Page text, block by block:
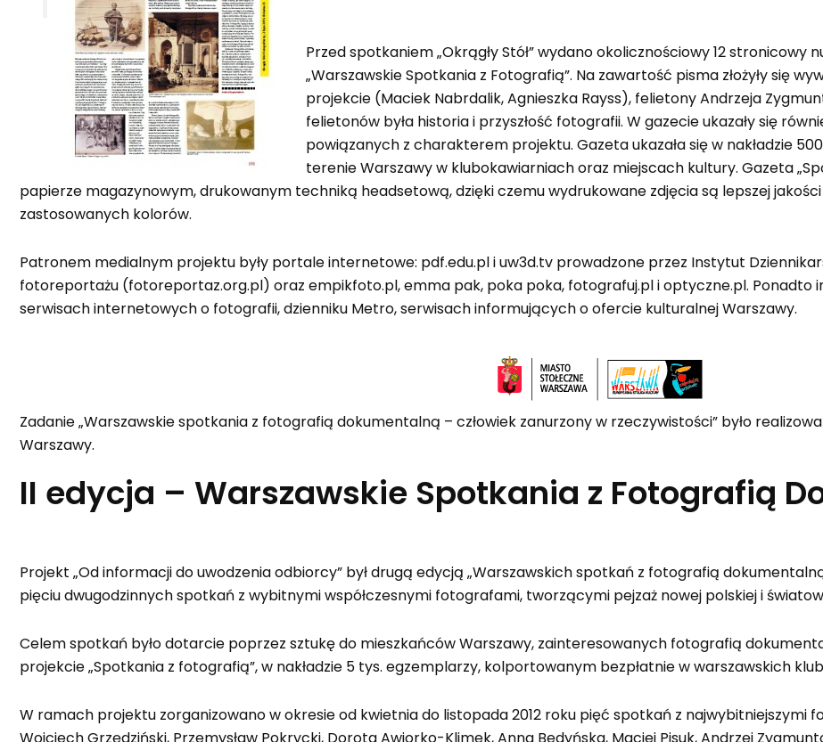
Przed spotkaniem „Okrągły Stół” wydano okolicznościowy 12
„Warszawskie Spotkania z Fotografią”. Na zawartość pisma złożyły się
projekcie (Maciek Nabrdalik, Agnieszka Rayss), felietony Andrzeja
felietonów była historia i przyszłość fotografii. W gazecie ukazały się
powiązanych z charakterem projektu. Gazeta ukazała się w nakładzie
terenie Warszawy w klubokawiarniach oraz miejscach kultury. Gazeta
papierze magazynowym, drukowanym techniką headsetową, dzięki czemu wydrukowane zdjęcia są lepszej jakości
zastosowanych kolorów.
Patronem medialnym projektu były portale internetowe: pdf.edu.pl i uw3d.tv prowadzone przez Instytut
fotoreportażu (fotoreportaz.org.pl) oraz empikfoto.pl, emma pak, poka poka, fotografuj.pl i optyczne.pl. Ponadto
serwisach internetowych o fotografii, dzienniku Metro, serwisach informujących o ofercie kulturalnej Warszawy.
Zadanie „Warszawskie spotkania z fotografią dokumentalną – człowiek zanurzony w rzeczywistości” było
Warszawy.
II edycja – Warszawskie Spotkania z Fotografią
Projekt „Od informacji do uwodzenia odbiorcy” był drugą edycją „Warszawskich spotkań z fotografią
pięciu dwugodzinnych spotkań z wybitnymi współczesnymi fotografami, tworzącymi pejzaż nowej polskiej i
Celem spotkań było dotarcie poprzez sztukę do mieszkańców Warszawy, zainteresowanych fotografią
projekcie „Spotkania z fotografią”, w nakładzie 5 tys. egzemplarzy, kolportowanym bezpłatnie w warszawskich
W ramach projektu zorganizowano w okresie od kwietnia do listopada 2012 roku pięć spotkań z